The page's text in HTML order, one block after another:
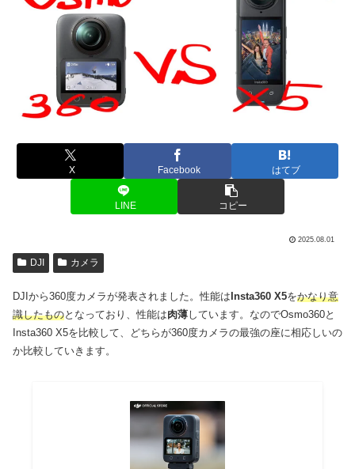
X Facebook はてブ
LINE コピー
2025.08.01
DJI カメラ
DJIから360度カメラが発表されました。性能は Insta360 X5をかなり意
識したものとなっており、性能は肉薄しています。なのでOsmo360と
Insta360 X5を比較して、どちらが360度カメラの最強の座に相応しいの
か比較していきます。